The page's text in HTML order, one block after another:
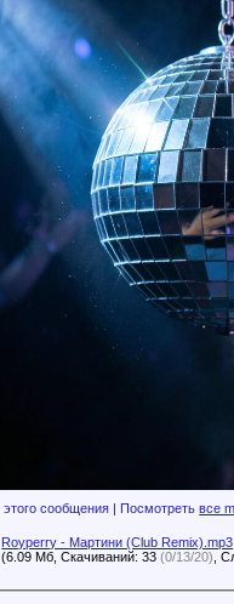
Файлы с этого сообщения | Посмотретьвсе
Royperry - Мартини (Club Remix).mp3
(6.09 Мб, Скачиваний: 33(0/13/20)